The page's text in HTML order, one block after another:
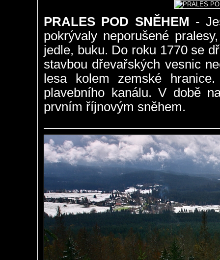
PRALES POD SNĚHEM -
pokrývaly neporušené
jedle, buku. Do roku 1770 se
stavbou dřevařských vesnic
lesa kolem zemské
plavebního kanálu. V době
prvním říjnovým sněhem.